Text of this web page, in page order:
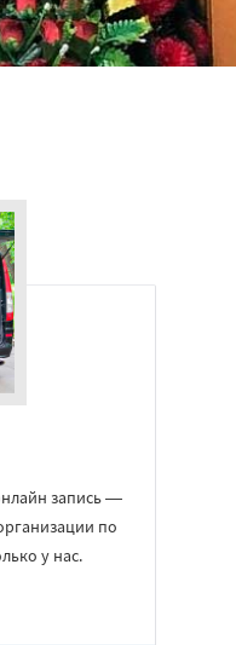
запись —
по
у нас.